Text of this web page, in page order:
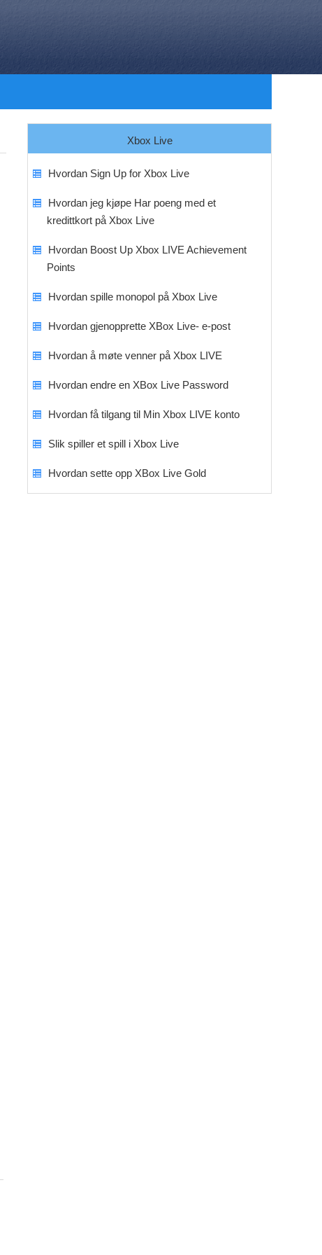
Xbox Live
Hvordan Sign Up for Xbox Live
Hvordan jeg kjøpe Har poeng med et
kredittkort på Xbox Live
Hvordan Boost Up Xbox LIVE Achievement
Points
Hvordan spille monopol på Xbox Live
Hvordan gjenopprette XBox Live- e-post
Hvordan å møte venner på Xbox LIVE
Hvordan endre en XBox Live Password
Hvordan få tilgang til Min Xbox LIVE konto
Slik spiller et spill i Xbox Live
Hvordan sette opp XBox Live Gold